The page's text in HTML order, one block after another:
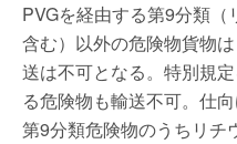
PVGを経由する第9分類
含む）以外の危険物貨物
送は不可となる。特別規
る危険物も輸送不可。仕
第9分類危険物のうちリチ